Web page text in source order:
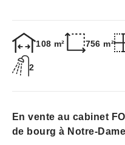
108 m² 756 m²
2
En vente au cabinet
de bourg à Notre-